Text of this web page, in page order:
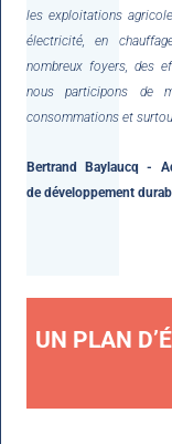
les exploitations
électricité, en
nombreux foyers, des
nous participons de
consommations et
Bertrand Baylaucq -
de développement
UN PLAN